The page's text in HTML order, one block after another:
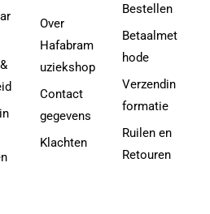
Over
Hafabram
uziekshop
Contact
gegevens
Klachten
Bestellen
Betaalmet
hode
Verzendin
formatie
Ruilen en
Retouren